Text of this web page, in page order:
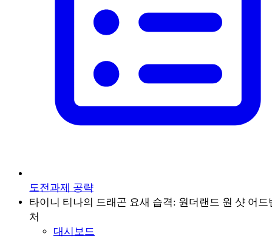
도전과제 공략
타이니 티나의 드래곤 요새 습격: 원더랜드 원 샷 어드
처
대시보드